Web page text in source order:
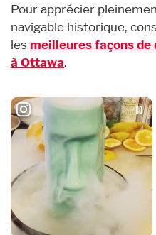
Pour apprécier
navigable historique,
les meilleures façons de
à Ottawa.